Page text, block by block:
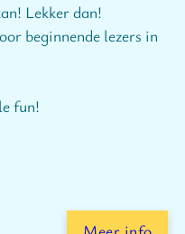
Lekker dan!
beginnende lezers in
fun!